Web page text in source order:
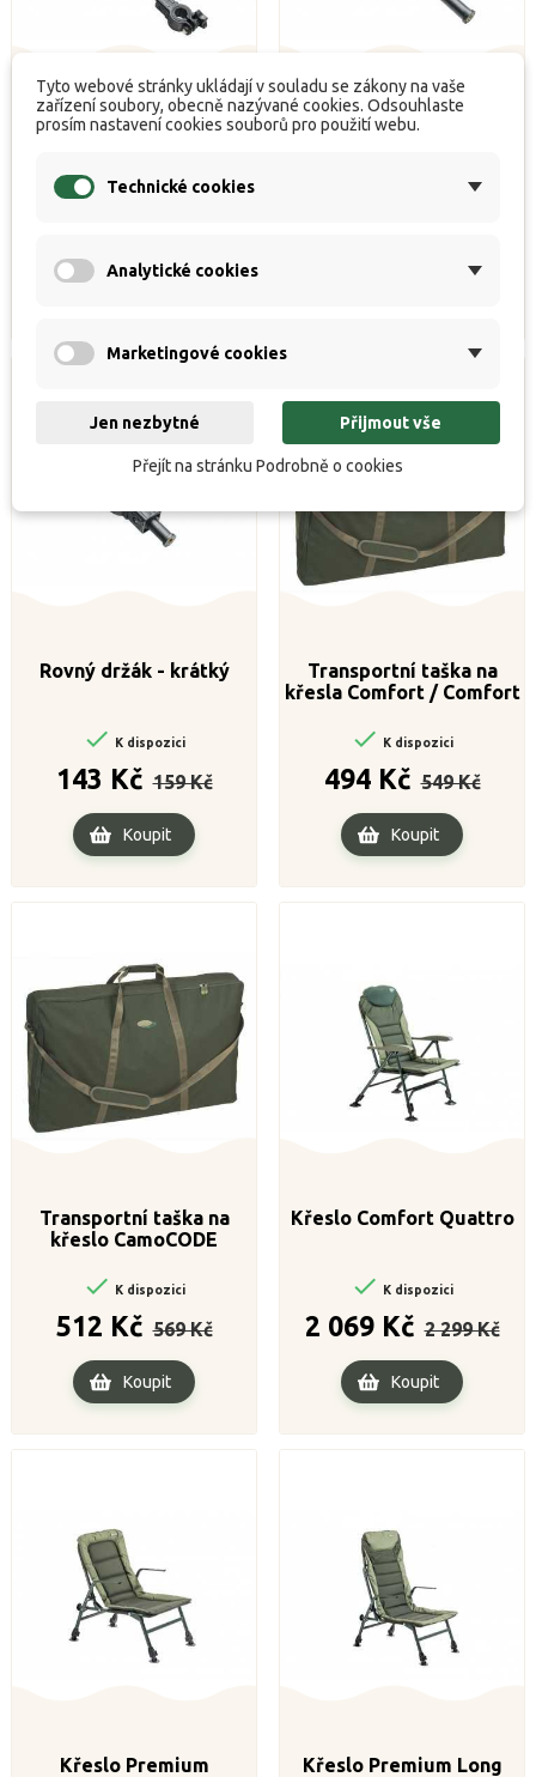
Držák L - dlouhý
K dispozici
Rovný držák - dlouhý
Rovný držák - krátký
 K dispozici
143 Kč cena
159 Kč
Cena
Koupit
Transportní taška na
křesla Comfort / Comfort
 K dispozici
494 Kč cena
549 Kč
Cena
Koupit
Transportní taška na
křeslo CamoCODE
 K dispozici
512 Kč cena
569 Kč
Cena
Koupit
Křeslo Comfort Quattro
 K dispozici
2 069 Kč cena
2 299 Kč
Cena
Koupit
Křeslo Premium Křeslo Premium Long
Tyto webové stránky ukládají v souladu se zákony na vaše
zařízení soubory, obecně nazývané cookies. Odsouhlaste
prosím nastavení cookies souborů pro použití webu.
Technické cookies
Analytické cookies
Marketingové cookies
Jen nezbytné Přijmout vše
Přejít na stránku Podrobně o cookies